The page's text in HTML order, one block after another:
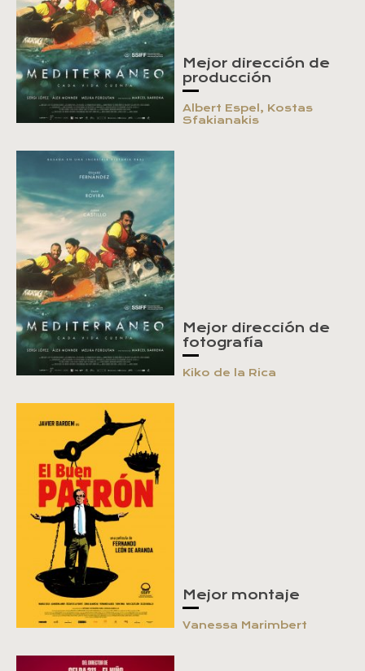
Mejor dirección de
producción
Albert Espel, Kostas
Sfakianakis
Mejor dirección de
fotografía
Kiko de la Rica
Mejor montaje
Vanessa Marimbert